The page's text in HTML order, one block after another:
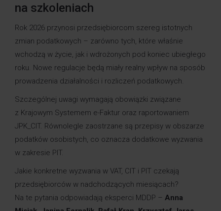
na szkoleniach
Rok 2026 przynosi przedsiębiorcom szereg istotnych
zmian podatkowych – zarówno tych, które właśnie
wchodzą w życie, jak i wdrożonych pod koniec ubiegłego
roku. Nowe regulacje będą miały realny wpływ na sposób
prowadzenia działalności i rozliczeń podatkowych.
Szczególnej uwagi wymagają obowiązki związane
z Krajowym Systemem e-Faktur oraz raportowaniem
JPK_CIT. Równolegle zaostrzane są przepisy w obszarze
podatków osobistych, co oznacza dodatkowe wyzwania
w zakresie PIT.
Jakie konkretne wyzwania w VAT, CIT i PIT czekają
przedsiębiorców w nadchodzących miesiącach?
Na te pytania odpowiadają eksperci MDDP – Anna